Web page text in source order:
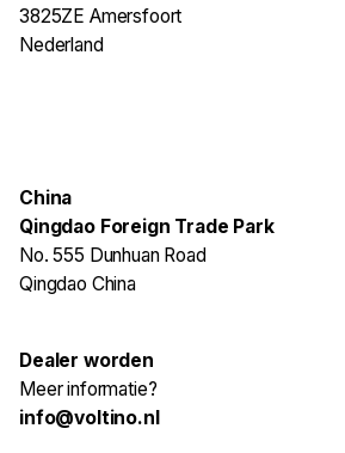
3825ZE Amersfoort
Nederland
China
Qingdao Foreign Trade Park
No. 555 Dunhuan Road
Qingdao China
Dealer worden
Meer informatie?
info@voltino.nl